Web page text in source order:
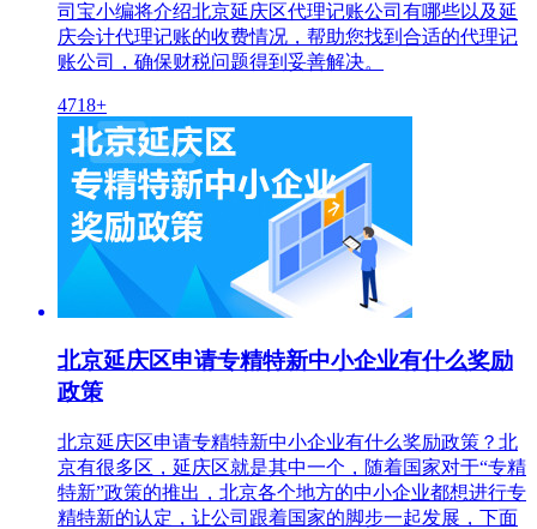
司宝小编将介绍北京延庆区代理记账公司有哪些以及延
庆会计代理记账的收费情况，帮助您找到合适的代理记
账公司，确保财税问题得到妥善解决。
4718+
北京延庆区申请专精特新中小企业有什么奖励
政策
北京延庆区申请专精特新中小企业有什么奖励政策？北
京有很多区，延庆区就是其中一个，随着国家对于“专精
特新”政策的推出，北京各个地方的中小企业都想进行专
精特新的认定，让公司跟着国家的脚步一起发展，下面